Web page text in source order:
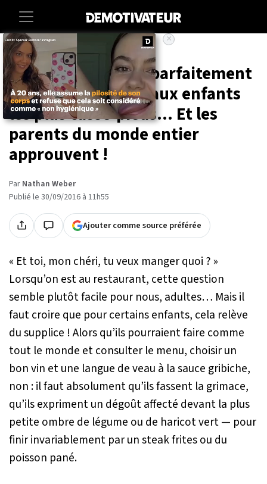
Accueil Lifestyle Insolite
Ce restaurant a su parfaitement
adapter son menu aux enfants
les plus casse-pieds... Et les
parents du monde entier
approuvent !
Par Nathan Weber
Publié le 30/09/2016 à 11h55
Ajouter comme source préférée
« Et toi, mon chéri, tu veux manger quoi ? »
Lorsqu’on est au restaurant, cette question
semble plutôt facile pour nous, adultes… Mais il
faut croire que pour certains enfants, cela relève
du supplice ! Alors qu’ils pourraient faire comme
tout le monde et consulter le menu, choisir un
bon vin et une langue de veau à la sauce gribiche,
non : il faut absolument qu’ils fassent la grimace,
qu’ils expriment un dégoût affecté devant la plus
petite ombre de légume ou de haricot vert — pour
finir invariablement par un steak frites ou du
poisson pané.
×